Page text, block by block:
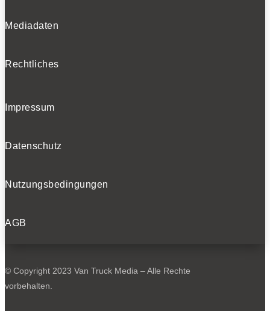
Mediadaten
Rechtliches
Impressum
Datenschutz
Nutzungsbedingungen
AGB
© Copyright 2023 Van Truck Media – Alle Rechte
vorbehalten.